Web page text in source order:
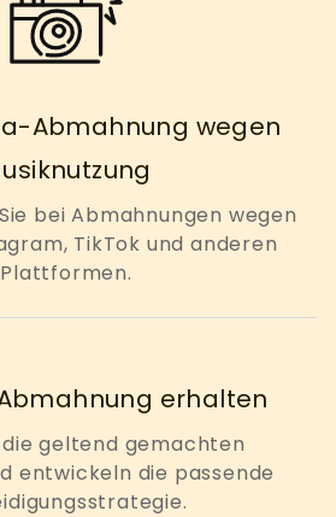
Abmahnung wegen
bei Abmahnungen wegen
TikTok und anderen
Plattformen.
erhalten
geltend gemachten
entwickeln die passende